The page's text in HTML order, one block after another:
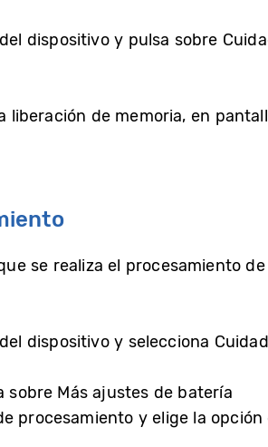
dispositivo y pulsa sobre
liberación de memoria, en
se realiza el procesamiento
dispositivo y selecciona
sobre Más ajustes de batería
procesamiento y elige la